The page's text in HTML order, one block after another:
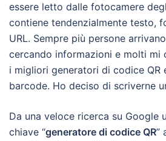
essere letto dalle fotocamere
contiene tendenzialmente testo,
URL. Sempre più persone
cercando informazioni e molti mi
i migliori generatori di codice QR
barcode. Ho deciso di scriverne
Da una veloce ricerca su Google
chiave “generatore di codice QR”